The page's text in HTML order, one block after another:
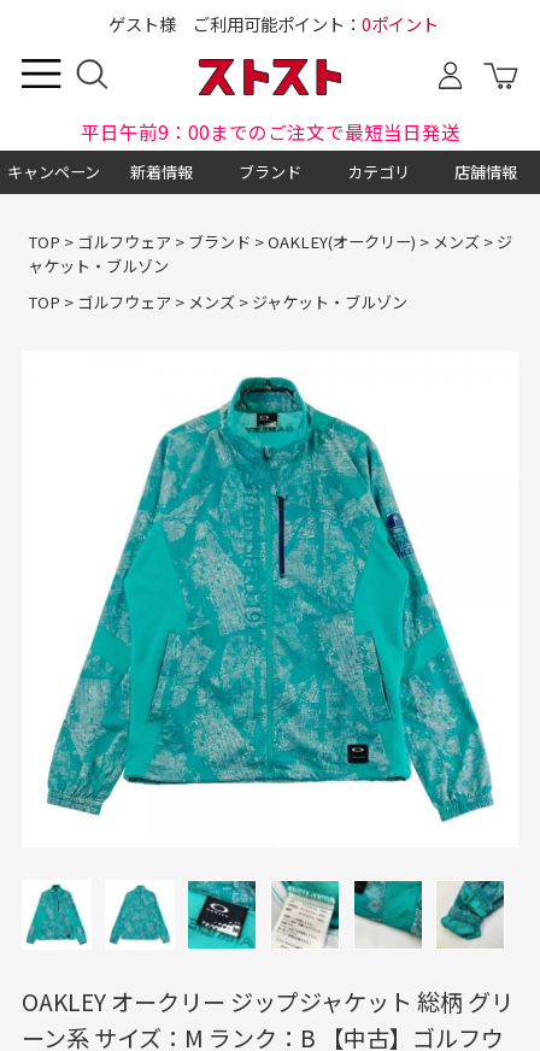
ゲスト様 ご利用可能ポイント： 0ポイント
平日午前9：00までのご注文で最短当日発送
キャンペーン 新着情報 ブランド カテゴリ 店舗情報
TOP > ゴルフウェア > ブランド >OAKLEY(オークリー) > メンズ> ジ
ャケット・ブルゾン
TOP > ゴルフウェア > メンズ> ジャケット・ブルゾン
OAKLEY オークリー ジップジャケット 総柄 グリ
ーン系 サイズ：M ランク：B 【中古】ゴルフウ